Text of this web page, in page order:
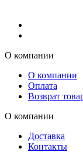
О компании
О компании
Оплата
Возврат
О компании
Доставка
Контакты